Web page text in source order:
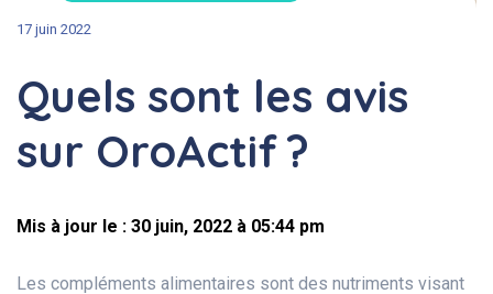
17 juin 2022
Quels sont les avis
sur OroActif ?
Mis à jour le : 30 juin, 2022 à 05:44 pm
Les compléments alimentaires sont des nutriments visant